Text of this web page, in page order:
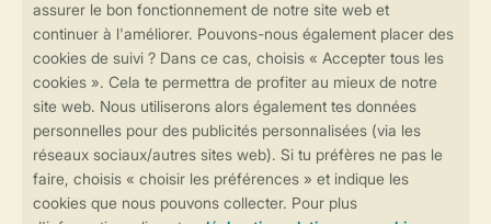
Réservations en ligne rapides et sécurisées
Transmission sécurisée des données
Paiement sécurisé